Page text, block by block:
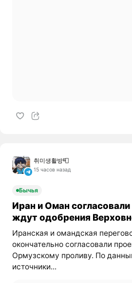
취미생활방📮
15 часов назад
Бычья
Иран и Оман
ждут одобрения
Иранская и омандская
окончательно согласовали
Ормузскому проливу. По
источники...